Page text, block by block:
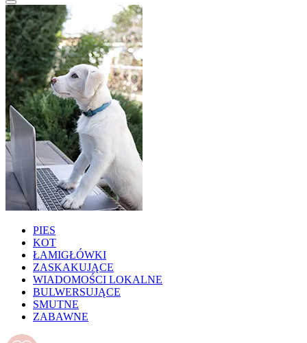
PIES
KOT
ŁAMIGŁÓWKI
ZASKAKUJĄCE
WIADOMOŚCI LOKALNE
BULWERSUJĄCE
SMUTNE
ZABAWNE